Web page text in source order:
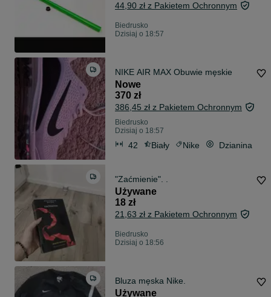
44,90 zł z Pakietem Ochronnym
Biedrusko
Dzisiaj o 18:57
NIKE AIR MAX Obuwie męskie
Nowe
370 zł
386,45 zł z Pakietem Ochronnym
Biedrusko
Dzisiaj o 18:57
42 Biały Nike Dzianina
"Zaćmienie". .
Używane
18 zł
21,63 zł z Pakietem Ochronnym
Biedrusko
Dzisiaj o 18:56
Bluza męska Nike.
Używane